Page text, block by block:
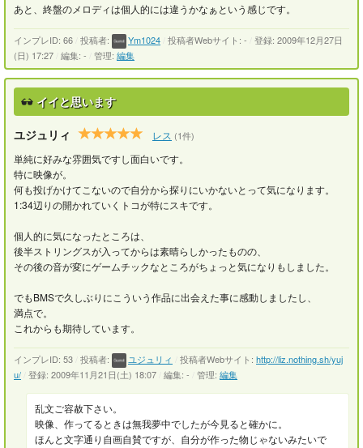
あと、終盤のメロディは個人的には違うかなぁという感じです。
インプレID: 66 投稿者: Ym1024 投稿者Webサイト: -
登録: 2009年12月27日
(日) 17:27 編集: - 管理: 編集
イイと思います
ユジュリィ レス (1件)
単純に好みな雰囲気ですし面白いです。
特に映像が。
何も投げかけてこないので自分から探りにいかないとって気になります。
1:34辺りの開かれていくトコが特にスキです。
個人的に気になったところは、
後半ストリングスが入ってからは素晴らしかったものの、
その後の音が変にゲームチックなところがちょっと気になりもしました。
でもBMSで久しぶりにこういう作品に出会えた事に感動しましたし、
満点で。
これからも期待しています。
インプレID: 53 投稿者: ユジュリィ 投稿者Webサイト: http://liz.nothing.sh/yuj
u/ 登録: 2009年11月21日(土) 18:07 編集: - 管理: 編集
乱文ご容赦下さい。
映像、作ってるときは無我夢中でしたが今見ると確かに。
ほんと文字通り自画自賛ですが、自分が作った物じゃないみたいで